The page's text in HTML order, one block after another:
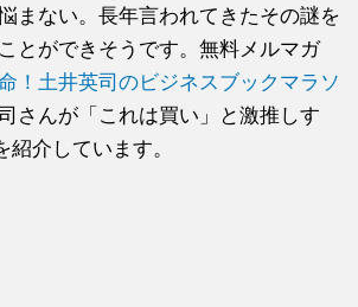
まない。長年言われてきたその謎を
とができそうです。無料メルマガ
！土井英司のビジネスブックマラソ
さんが「これは買い」と激推しす
紹介しています。